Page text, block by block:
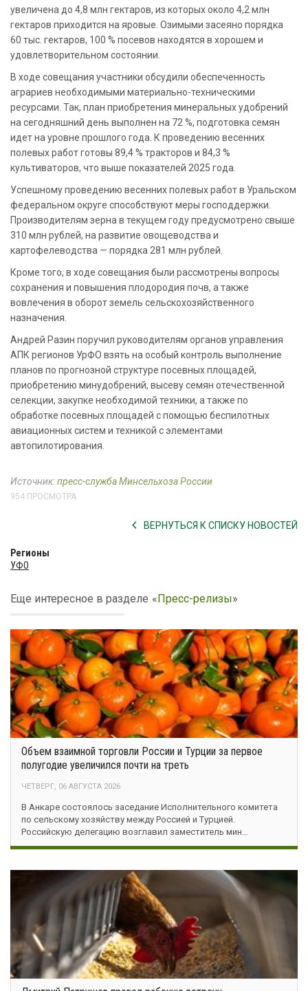
увеличена до 4,8 млн гектаров, из которых около 4,2 млн
гектаров приходится на яровые. Озимыми засеяно порядка
60 тыс. гектаров, 100 % посевов находятся в хорошем и
удовлетворительном состоянии.
В ходе совещания участники обсудили обеспеченность
аграриев необходимыми материально-техническими
ресурсами. Так, план приобретения минеральных удобрений
на сегодняшний день выполнен на 72 %, подготовка семян
идет на уровне прошлого года. К проведению весенних
полевых работ готовы 89,4 % тракторов и 84,3 %
культиваторов, что выше показателей 2025 года.
Успешному проведению весенних полевых работ в Уральском
федеральном округе способствуют меры господдержки.
Производителям зерна в текущем году предусмотрено свыше
310 млн рублей, на развитие овощеводства и
картофелеводства — порядка 281 млн рублей.
Кроме того, в ходе совещания были рассмотрены вопросы
сохранения и повышения плодородия почв, а также
вовлечения в оборот земель сельскохозяйственного
назначения.
Андрей Разин поручил руководителям органов управления
АПК регионов УрФО взять на особый контроль выполнение
планов по прогнозной структуре посевных площадей,
приобретению минудобрений, высеву семян отечественной
селекции, закупке необходимой техники, а также по
обработке посевных площадей с помощью беспилотных
авиационных систем и техникой с элементами
автопилотирования.
Источник:пресс-служба Минсельхоза России
954 ПРОСМОТРА
ВЕРНУТЬСЯ К СПИСКУ НОВОСТЕЙ
Регионы
УФО
Еще интересное в разделе «Пресс-релизы»
Объем взаимной торговли России и Турции за первое
полугодие увеличился почти на треть
ЧЕТВЕРГ, 06 АВГУСТА 2026
В Анкаре состоялось заседание Исполнительного комитета
по сельскому хозяйству между Россией и Турцией.
Российскую делегацию возглавил заместитель мин…